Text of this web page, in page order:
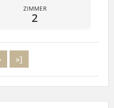
ZIMMER
2
»]